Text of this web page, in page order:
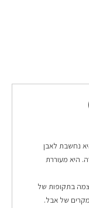
נחשבת לאבן
היא מעוררת
בתקופות של
של אבל.